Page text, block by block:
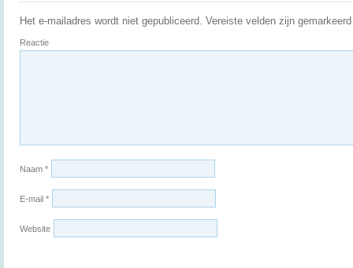
Het e-mailadres wordt niet gepubliceerd. Vereiste velden zijn
Reactie
Naam *
E-mail *
Website